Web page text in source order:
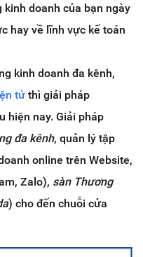
kinh doanh của bạn ngày
hay về lĩnh vực kế toán
kinh doanh đa kênh,
tửthì giải pháp
hiện nay. Giải pháp
đa kênh, quản lý tập
online trên Website,
Zalo), sàn Thương
) cho đến chuỗi cửa